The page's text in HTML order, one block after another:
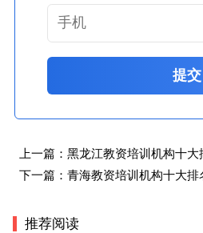
提交
上一篇： 黑龙江教资培训机构十
下一篇： 青海教资培训机构十大排
推荐阅读